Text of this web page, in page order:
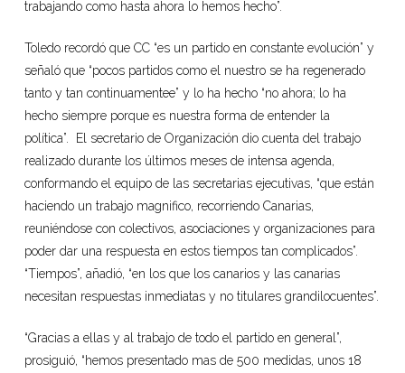
trabajando como hasta ahora lo hemos hecho”.
Toledo recordó que CC “es un partido en constante evolución” y
señaló que “pocos partidos como el nuestro se ha regenerado
tanto y tan continuamentee” y lo ha hecho “no ahora; lo ha
hecho siempre porque es nuestra forma de entender la
política”. El secretario de Organización dio cuenta del trabajo
realizado durante los últimos meses de intensa agenda,
conformando el equipo de las secretarias ejecutivas, “que están
haciendo un trabajo magnifico, recorriendo Canarias,
reuniéndose con colectivos, asociaciones y organizaciones para
poder dar una respuesta en estos tiempos tan complicados”.
“Tiempos”, añadió, “en los que los canarios y las canarias
necesitan respuestas inmediatas y no titulares grandilocuentes”.
“Gracias a ellas y al trabajo de todo el partido en general”,
prosiguió, “hemos presentado mas de 500 medidas, unos 18